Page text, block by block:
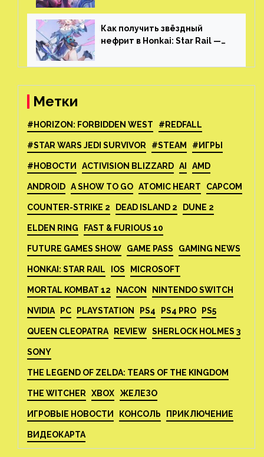
Как получить звёздный
нефрит в Honkai: Star Rail —
Метки
#HORIZON: FORBIDDEN WEST #REDFALL
#STAR WARS JEDI SURVIVOR #STEAM #ИГРЫ
#НОВОСТИ ACTIVISION BLIZZARD AI AMD
ANDROID A SHOW TO GO ATOMIC HEART CAPCOM
COUNTER-STRIKE 2 DEAD ISLAND 2 DUNE 2
ELDEN RING FAST & FURIOUS 10
FUTURE GAMES SHOW GAME PASS GAMING NEWS
HONKAI: STAR RAIL IOS MICROSOFT
MORTAL KOMBAT 12 NACON NINTENDO SWITCH
NVIDIA PC PLAYSTATION PS4 PS4 PRO PS5
QUEEN CLEOPATRA REVIEW SHERLOCK HOLMES 3
SONY
THE LEGEND OF ZELDA: TEARS OF THE KINGDOM
THE WITCHER XBOX ЖЕЛЕЗО
ИГРОВЫЕ НОВОСТИ КОНСОЛЬ ПРИКЛЮЧЕНИЕ
ВИДЕОКАРТА